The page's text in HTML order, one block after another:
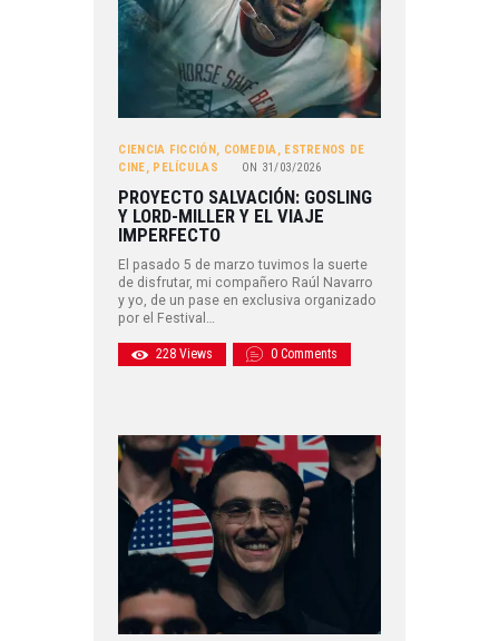
CIENCIA FICCIÓN, COMEDIA, ESTRENOS DE
CINE, PELÍCULAS ON 31/03/2026
PROYECTO SALVACIÓN: GOSLING
Y LORD-MILLER Y EL VIAJE
IMPERFECTO
El pasado 5 de marzo tuvimos la suerte
de disfrutar, mi compañero Raúl Navarro
y yo, de un pase en exclusiva organizado
por el Festival…
228 Views 0 Comments